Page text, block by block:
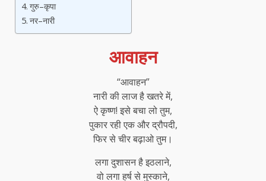
गुरु–कृपा
नर–नारी
आवाहन
“आवाहन”
नारी की लाज है खतरे में,
ऐ कृष्ण! इसे बचा लो तुम,
पुकार रही एक और द्रौपदी,
फिर से चीर बढ़ाओ तुम।
लगा दुशासन है इठलाने,
वो लगा हर्ष से मुस्काने,